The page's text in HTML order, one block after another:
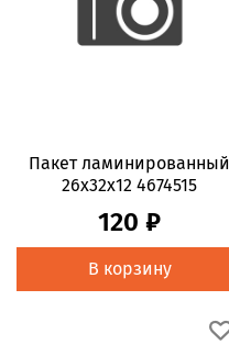
Пакет ламинированный
26x32x12 4674515
120 ₽
В корзину